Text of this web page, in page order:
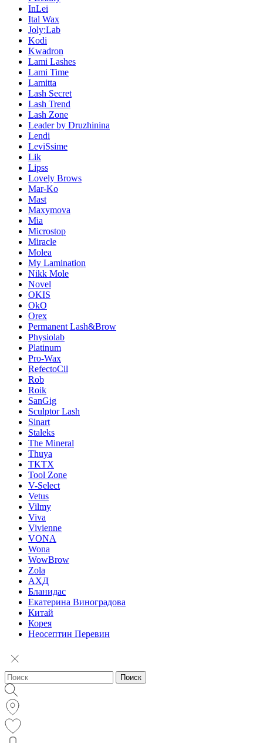
InLei
Ital Wax
Joly:Lab
Kodi
Kwadron
Lami Lashes
Lami Time
Lamitta
Lash Secret
Lash Trend
Lash Zone
Leader by Druzhinina
Lendi
LeviSsime
Lik
Lipss
Lovely Brows
Mar-Ko
Mast
Maxymova
Mia
Microstop
Miracle
Molea
My Lamination
Nikk Mole
Novel
OKIS
OkO
Orex
Permanent Lash&Brow
Physiolab
Platinum
Pro-Wax
RefectoCil
Rob
Roik
SanGig
Sculptor Lash
Sinart
Staleks
The Mineral
Thuya
TKTX
Tool Zone
V-Select
Vetus
Vilmy
Viva
Vivienne
VONA
Wona
WowBrow
Zola
АХД
Бланидас
Екатерина Виноградова
Китай
Корея
Неосептин Перевин
Поиск